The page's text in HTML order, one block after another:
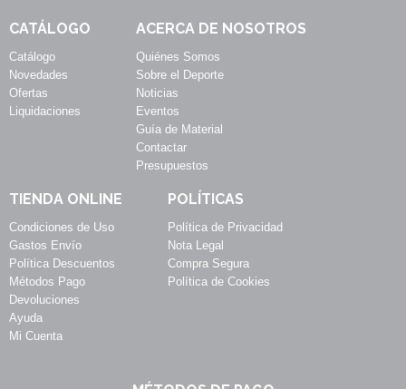
CATÁLOGO
Catálogo
Novedades
Ofertas
Liquidaciones
ACERCA DE NOSOTROS
Quiénes Somos
Sobre el Deporte
Noticias
Eventos
Guía de Material
Contactar
Presupuestos
TIENDA ONLINE
Condiciones de Uso
Gastos Envío
Política Descuentos
Métodos Pago
Devoluciones
Ayuda
Mi Cuenta
POLÍTICAS
Política de Privacidad
Nota Legal
Compra Segura
Política de Cookies